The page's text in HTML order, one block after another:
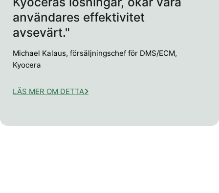
användares effektivitet
avsevärt."
Michael Kalaus, försäljningschef för DMS/ECM,
Kyocera
LÄS MER OM DETTA